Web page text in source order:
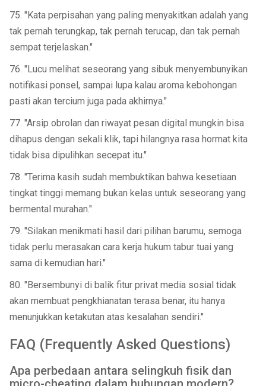
75. "Kata perpisahan yang paling menyakitkan adalah yang
tak pernah terungkap, tak pernah terucap, dan tak pernah
sempat terjelaskan."
76. "Lucu melihat seseorang yang sibuk menyembunyikan
notifikasi ponsel, sampai lupa kalau aroma kebohongan
pasti akan tercium juga pada akhirnya."
77. "Arsip obrolan dan riwayat pesan digital mungkin bisa
dihapus dengan sekali klik, tapi hilangnya rasa hormat kita
tidak bisa dipulihkan secepat itu."
78. "Terima kasih sudah membuktikan bahwa kesetiaan
tingkat tinggi memang bukan kelas untuk seseorang yang
bermental murahan."
79. "Silakan menikmati hasil dari pilihan barumu, semoga
tidak perlu merasakan cara kerja hukum tabur tuai yang
sama di kemudian hari."
80. "Bersembunyi di balik fitur privat media sosial tidak
akan membuat pengkhianatan terasa benar, itu hanya
menunjukkan ketakutan atas kesalahan sendiri."
FAQ (Frequently Asked Questions)
Apa perbedaan antara selingkuh fisik dan